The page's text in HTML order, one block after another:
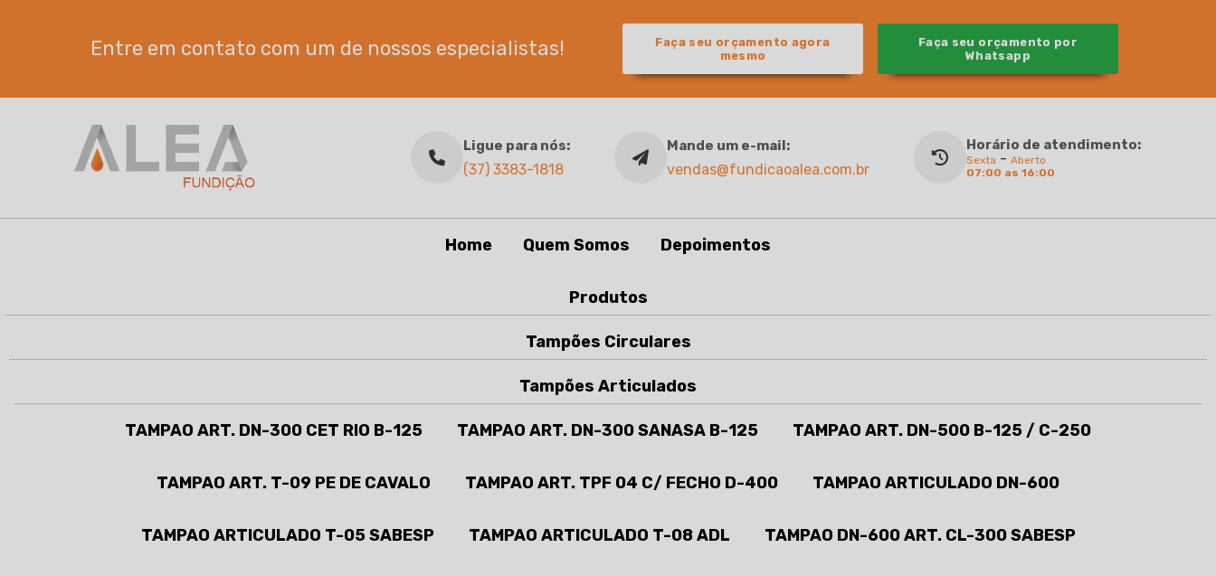
Entre em contato com um de nossos especialistas!
Faça seu orçamento agora
mesmo
Faça seu orçamento por
Whatsapp
Ligue para nós:
(37) 3383-1818
Mande um e-mail:
vendas@fundicaoalea.com.br
Horário de atendimento:
Sexta - Aberto
07:00 as 16:00
Home Quem Somos Depoimentos
Produtos
Tampões Circulares
Tampões Articulados
TAMPAO ART. DN-300 CET RIO B-125 TAMPAO ART. DN-300 SANASA B-125 TAMPAO ART. DN-500 B-125 / C-250
TAMPAO ART. T-09 PE DE CAVALO TAMPAO ART. TPF 04 C/ FECHO D-400 TAMPAO ARTICULADO DN-600
TAMPAO ARTICULADO T-05 SABESP TAMPAO ARTICULADO T-08 ADL TAMPAO DN-600 ART. CL-300 SABESP